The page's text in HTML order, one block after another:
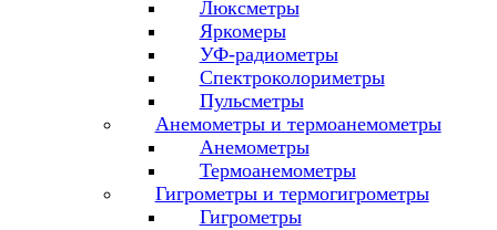
Люксметры
Яркомеры
УФ-радиометры
Спектроколориметры
Пульсметры
Анемометры и термоанемометры
Анемометры
Термоанемометры
Гигрометры и термогигрометры
Гигрометры